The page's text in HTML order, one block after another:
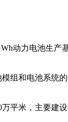
动力电池生产
组和电池系统
平米，主要建设